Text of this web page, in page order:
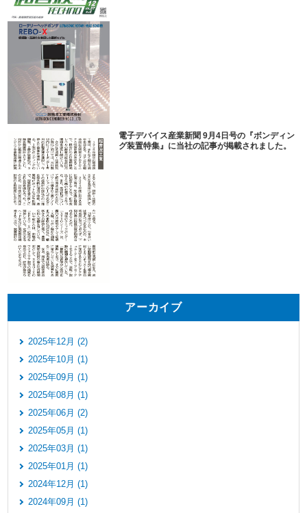
電子デバイス産業新聞 9月4日号の『ボンディン
グ装置特集』に当社の記事が掲載されました。
アーカイブ
2025年12月 (2)
2025年10月 (1)
2025年09月 (1)
2025年08月 (1)
2025年06月 (2)
2025年05月 (1)
2025年03月 (1)
2025年01月 (1)
2024年12月 (1)
2024年09月 (1)